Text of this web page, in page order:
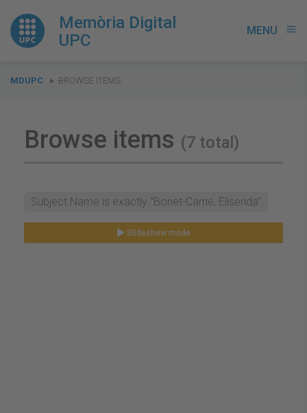
Memòria Digital
UPC
MENU menu
You
MDUPC BROWSE ITEMS
Browse items (7 total)
Subject Name is exactly "Bonet-Carne, Elisenda"
Slideshow mode